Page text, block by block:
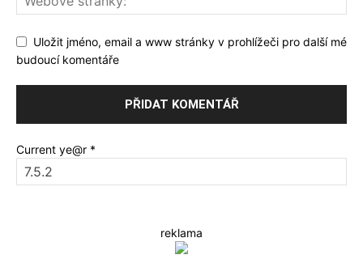
Uložit jméno, email a www stránky v prohlížeči pro další mé
budoucí komentáře
Current ye@r *
reklama